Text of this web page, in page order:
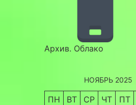
Архив. Облако
НОЯБРЬ 2025
ПН ВТ СР ЧТ ПТ